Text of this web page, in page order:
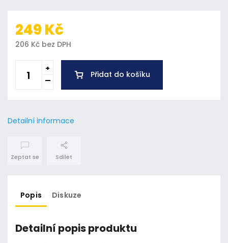
249 Kč
206 Kč bez DPH
Přidat do košíku
Detailní informace
Zeptat se Sdílet
Popis Diskuze
Detailní popis produktu